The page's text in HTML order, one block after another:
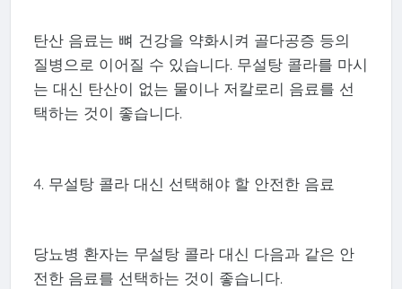
탄산 음료는 뼈 건강을 약화시켜 골다공증 등의
질병으로 이어질 수 있습니다. 무설탕 콜라를 마시
는 대신 탄산이 없는 물이나 저칼로리 음료를 선
택하는 것이 좋습니다.
4. 무설탕 콜라 대신 선택해야 할 안전한 음료
당뇨병 환자는 무설탕 콜라 대신 다음과 같은 안
전한 음료를 선택하는 것이 좋습니다.